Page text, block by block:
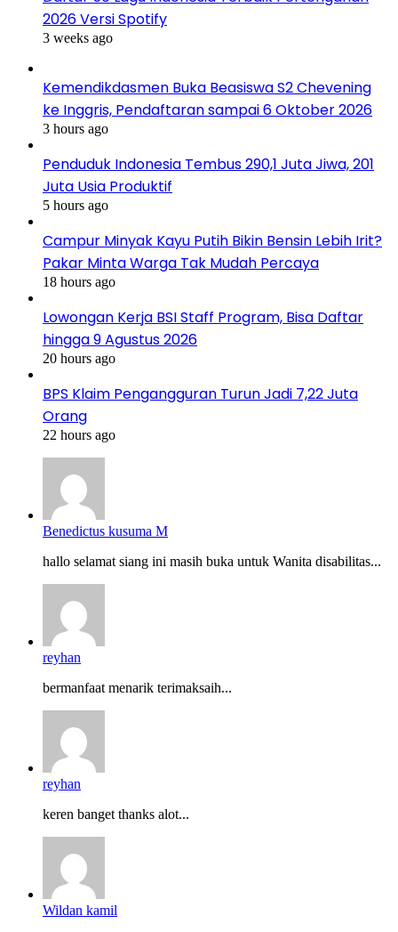
2026 Versi Spotify
3 weeks ago
Kemendikdasmen Buka Beasiswa S2 Chevening
ke Inggris, Pendaftaran sampai 6 Oktober 2026
3 hours ago
Penduduk Indonesia Tembus 290,1 Juta Jiwa, 201
Juta Usia Produktif
5 hours ago
Campur Minyak Kayu Putih Bikin Bensin Lebih Irit?
Pakar Minta Warga Tak Mudah Percaya
18 hours ago
Lowongan Kerja BSI Staff Program, Bisa Daftar
hingga 9 Agustus 2026
20 hours ago
BPS Klaim Pengangguran Turun Jadi 7,22 Juta
Orang
22 hours ago
Benedictus kusuma M
hallo selamat siang ini masih buka untuk Wanita disabilitas...
reyhan
bermanfaat menarik terimaksaih...
reyhan
keren banget thanks alot...
Wildan kamil